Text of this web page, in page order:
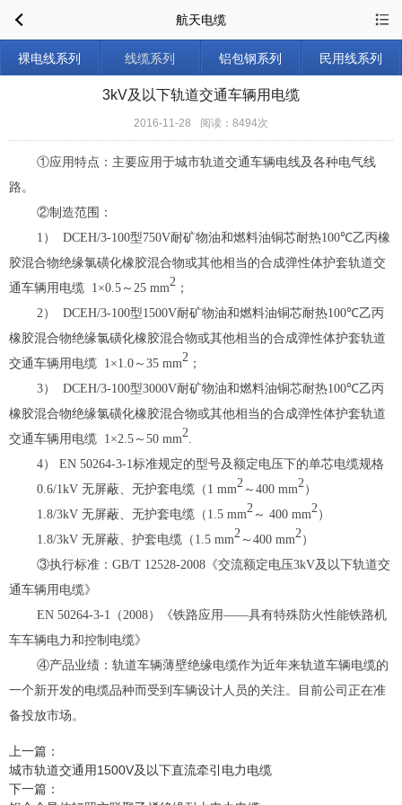
航天电缆
裸电线系列 线缆系列 铝包钢系列 民用线系列
3kV及以下轨道交通车辆用电缆
2016-11-28 阅读：8494次
①应用特点： 主要应用于城市轨道交通车辆电线及各种电气线
路。
②制造范围 ：
1 ） DCEH/3-100型750V耐矿物油和燃料油铜芯耐热100℃乙丙橡
胶混合物绝缘氯磺化橡胶混合物或其他相当的合成弹性体护套轨道交
通车辆用电缆 1×0.5 ～ 25 mm2 ；
2） DCEH/3-100型1500V耐矿物油和燃料油铜芯耐热100℃乙丙
橡胶混合物绝缘氯磺化橡胶混合物或其他相当的合成弹性体护套轨道
交通车辆用电缆 1×1.0 ～ 35 mm2 ；
3） DCEH/3-100型3000V耐矿物油和燃料油铜芯耐热100℃乙丙
橡胶混合物绝缘氯磺化橡胶混合物或其他相当的合成弹性体护套轨道
交通车辆用电缆 1×2.5 ～ 50 mm2.
4） EN 50264-3-1标准规定的型号及额定电压下的单芯电缆规格
0.6/1kV无屏蔽、无护套电缆（ 1 mm2 ～400 mm2）
1.8/3kV无屏蔽、无护套电缆（ 1.5mm2 ～ 400 mm2）
1.8/3kV无屏蔽、护套电缆（ 1.5 mm2 ～400 mm2）
③执行标准：GB/T 12528-2008 《交流额定电压3kV及以下轨道交
通车辆用电缆》
EN 50264-3-1 （2008）《铁路应用——具有特殊防火性能铁路机
车车辆电力和控制电缆》
④产品业绩：轨道车辆薄壁绝缘电缆作为近年来轨道车辆电缆的
一个新开发的电缆品种而受到车辆设计人员的关注。目前公司正在准
备投放市场。
上一篇：
城市轨道交通用1500V及以下直流牵引电力电缆
下一篇：